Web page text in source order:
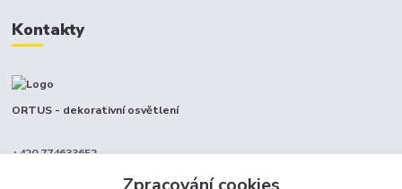
Kontakty
ORTUS - dekorativní osvětlení
+420 774633652